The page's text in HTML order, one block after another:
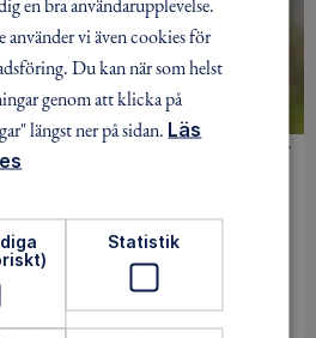
0 kr
KRÄVS
vi även cookies för
Du kan när som helst
genom att klicka på
längst ner på sidan. Läs
Statistik